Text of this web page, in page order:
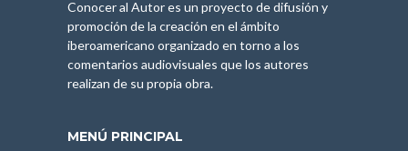
Conocer al Autor es un proyecto de difusión y
promoción de la creación en el ámbito
iberoamericano organizado en torno a los
comentarios audiovisuales que los autores
realizan de su propia obra.
MENÚ PRINCIPAL